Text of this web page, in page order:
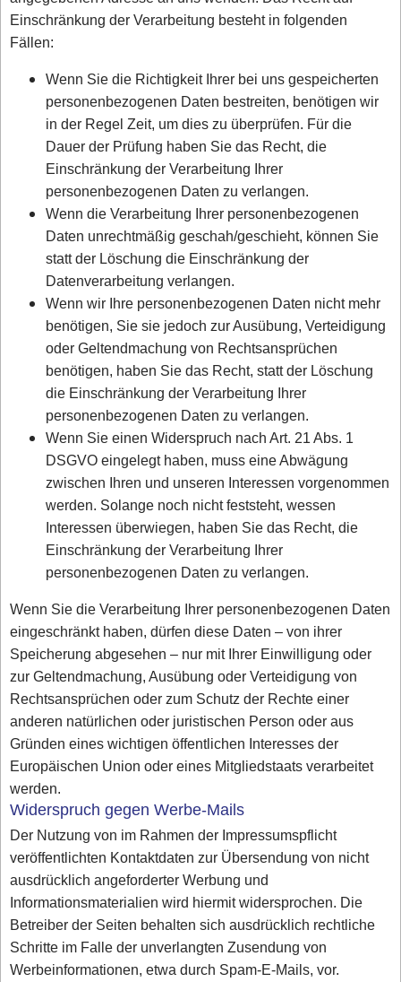
Einschränkung der Verarbeitung besteht in folgenden
Fällen:
Wenn Sie die Richtigkeit Ihrer bei uns gespeicherten
personenbezogenen Daten bestreiten, benötigen wir
in der Regel Zeit, um dies zu überprüfen. Für die
Dauer der Prüfung haben Sie das Recht, die
Einschränkung der Verarbeitung Ihrer
personenbezogenen Daten zu verlangen.
Wenn die Verarbeitung Ihrer personenbezogenen
Daten unrechtmäßig geschah/geschieht, können Sie
statt der Löschung die Einschränkung der
Datenverarbeitung verlangen.
Wenn wir Ihre personenbezogenen Daten nicht mehr
benötigen, Sie sie jedoch zur Ausübung, Verteidigung
oder Geltendmachung von Rechtsansprüchen
benötigen, haben Sie das Recht, statt der Löschung
die Einschränkung der Verarbeitung Ihrer
personenbezogenen Daten zu verlangen.
Wenn Sie einen Widerspruch nach Art. 21 Abs. 1
DSGVO eingelegt haben, muss eine Abwägung
zwischen Ihren und unseren Interessen vorgenommen
werden. Solange noch nicht feststeht, wessen
Interessen überwiegen, haben Sie das Recht, die
Einschränkung der Verarbeitung Ihrer
personenbezogenen Daten zu verlangen.
Wenn Sie die Verarbeitung Ihrer personenbezogenen Daten
eingeschränkt haben, dürfen diese Daten – von ihrer
Speicherung abgesehen – nur mit Ihrer Einwilligung oder
zur Geltendmachung, Ausübung oder Verteidigung von
Rechtsansprüchen oder zum Schutz der Rechte einer
anderen natürlichen oder juristischen Person oder aus
Gründen eines wichtigen öffentlichen Interesses der
Europäischen Union oder eines Mitgliedstaats verarbeitet
werden.
Widerspruch gegen Werbe-Mails
Der Nutzung von im Rahmen der Impressumspflicht
veröffentlichten Kontaktdaten zur Übersendung von nicht
ausdrücklich angeforderter Werbung und
Informationsmaterialien wird hiermit widersprochen. Die
Betreiber der Seiten behalten sich ausdrücklich rechtliche
Schritte im Falle der unverlangten Zusendung von
Werbeinformationen, etwa durch Spam-E-Mails, vor.